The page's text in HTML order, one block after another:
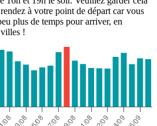
à votre point de départ car vous
plus de temps pour arriver, en
!